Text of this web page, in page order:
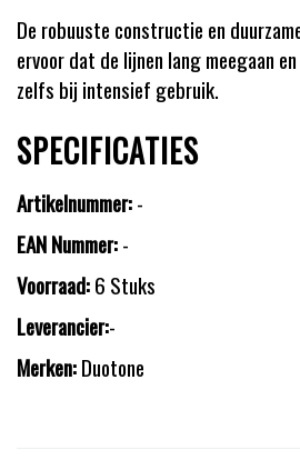
De robuuste constructie en
ervoor dat de lijnen lang meegaan
zelfs bij intensief gebruik.
SPECIFICATIES
Artikelnummer:-
EAN Nummer:-
Voorraad:6 Stuks
Leverancier:-
Merken:Duotone